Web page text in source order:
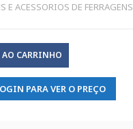
E ACESSORIOS DE FERRAGENS
CARRINHO
PARA VER O PREÇO